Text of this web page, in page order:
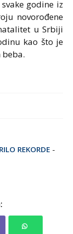
godine iz
novorođene
u Srbiji
kao što je
beba.
REKORDE -